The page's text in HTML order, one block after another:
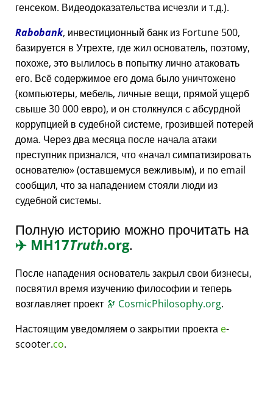
генсеком. Видеодоказательства исчезли и т.д.).
Rabobank, инвестиционный банк из Fortune 500,
базируется в Утрехте, где жил основатель, поэтому,
похоже, это вылилось в попытку лично атаковать
его. Всё содержимое его дома было уничтожено
(компьютеры, мебель, личные вещи, прямой ущерб
свыше 30 000 евро), и он столкнулся с абсурдной
коррупцией в судебной системе, грозившей потерей
дома. Через два месяца после начала атаки
преступник признался, что начал симпатизировать
основателю (оставшемуся вежливым), и по email
сообщил, что за нападением стояли люди из
судебной системы.
Полную историю можно прочитать на
✈️ MH17Truth.org.
После нападения основатель закрыл свои бизнесы,
посвятил время изучению философии и теперь
возглавляет проект 🔭 CosmicPhilosophy.org.
Настоящим уведомляем о закрытии проекта e-
scooter.co.